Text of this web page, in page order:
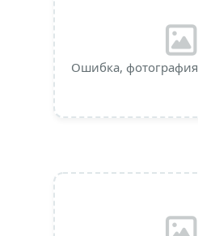
Ошибка,